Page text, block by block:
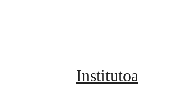
Institutoa